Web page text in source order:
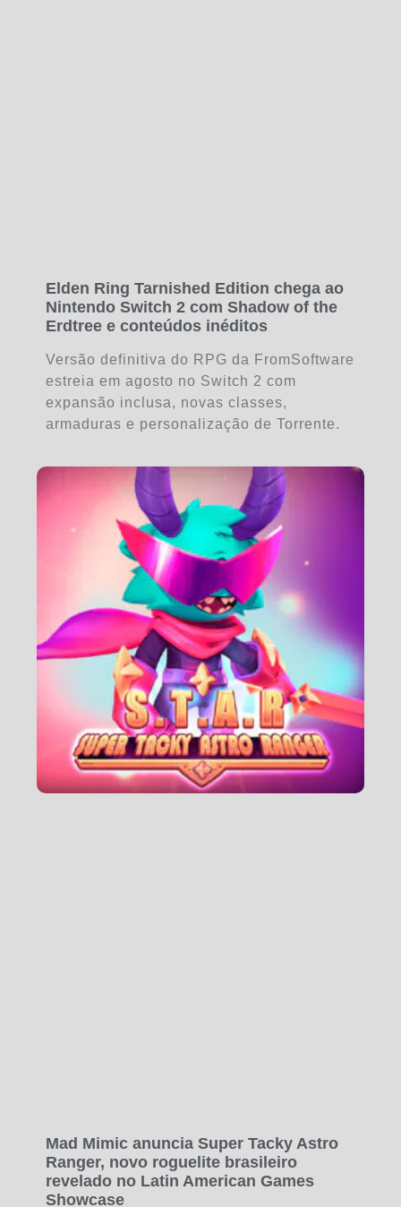
Elden Ring Tarnished Edition chega ao
Nintendo Switch 2 com Shadow of the
Erdtree e conteúdos inéditos
Versão definitiva do RPG da FromSoftware
estreia em agosto no Switch 2 com
expansão inclusa, novas classes,
armaduras e personalização de Torrente.
Mad Mimic anuncia Super Tacky Astro
Ranger, novo roguelite brasileiro
revelado no Latin American Games
Showcase